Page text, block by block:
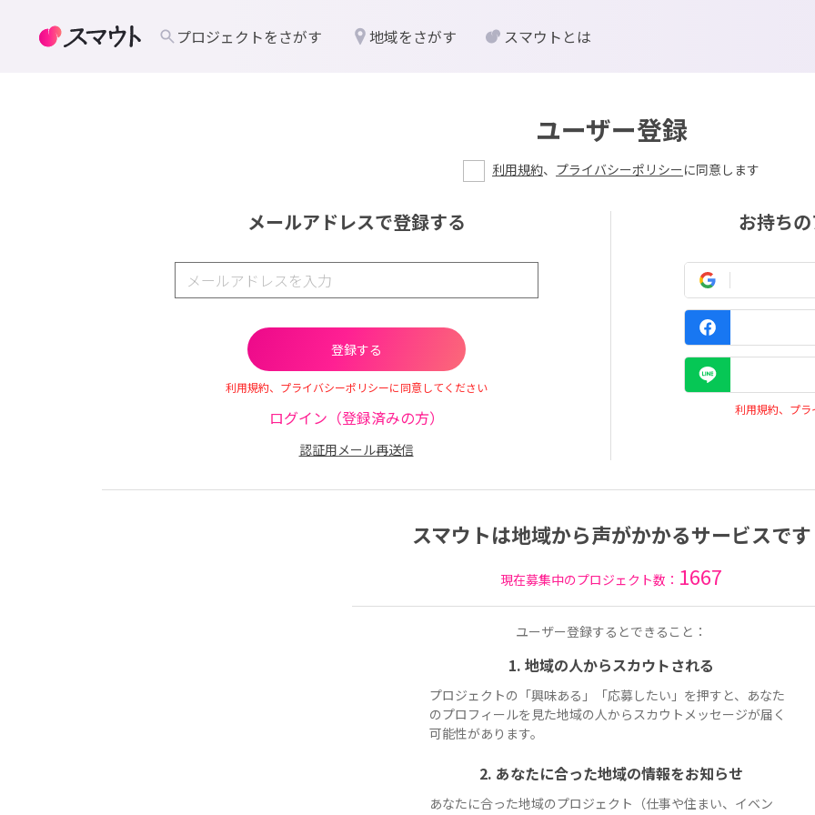
ユーザー登録
利用規約、 プライバシーポリシーに同意します
メールアドレスで登録する
利用規約、プライバシーポリシーに同意してください
ログイン（登録済みの方）
認証用メール再送信
お持ち
利用規約、プ
スマウトは地域から声がかかるサービスです
現在募集中のプロジェクト数： 1667
ユーザー登録するとできること：
1. 地域の人からスカウトされる
プロジェクトの「興味ある」「応募したい」を押すと、あなた
のプロフィールを見た地域の人からスカウトメッセージが届く
可能性があります。
2. あなたに合った地域の情報をお知らせ
あなたに合った地域のプロジェクト（仕事や住まい、イベン
プロジェクトをさがす 地域をさがす スマウトとは